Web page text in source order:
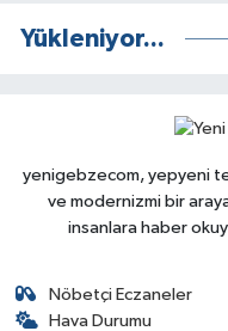
Yükleniyor...
yenigebzecom, yepyeni
ve modernizmi bir
insanlara haber
Nöbetçi Eczaneler
Hava Durumu